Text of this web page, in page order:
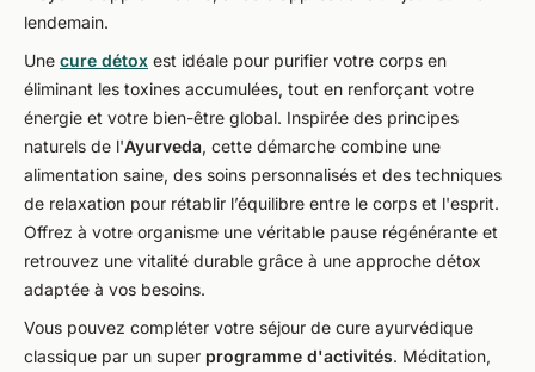
lendemain.
Une cure détox est idéale pour purifier votre corps en
éliminant les toxines accumulées, tout en renforçant votre
énergie et votre bien-être global. Inspirée des principes
naturels de l'Ayurveda, cette démarche combine une
alimentation saine, des soins personnalisés et des techniques
de relaxation pour rétablir l’équilibre entre le corps et l'esprit.
Offrez à votre organisme une véritable pause régénérante et
retrouvez une vitalité durable grâce à une approche détox
adaptée à vos besoins.
Vous pouvez compléter votre séjour de cure ayurvédique
classique par un super programme d'activités. Méditation,